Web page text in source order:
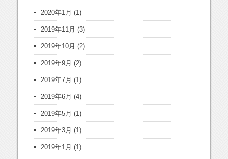
2020年1月 (1)
2019年11月 (3)
2019年10月 (2)
2019年9月 (2)
2019年7月 (1)
2019年6月 (4)
2019年5月 (1)
2019年3月 (1)
2019年1月 (1)